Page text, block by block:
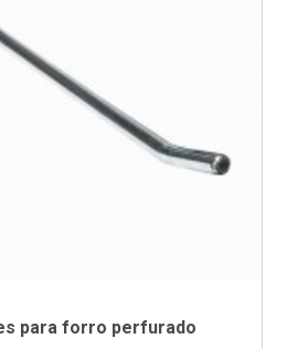
para forro perfurado